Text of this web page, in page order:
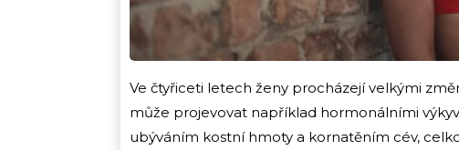
Ve čtyřiceti letech ženy procházejí velkými
může projevovat například hormonálními
ubýváním kostní hmoty a kornatěním cév,